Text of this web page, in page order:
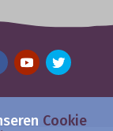
Cookie